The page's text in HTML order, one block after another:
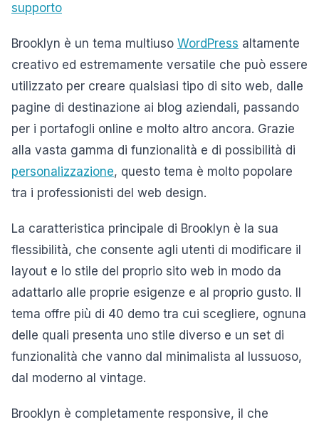
supporto
Brooklyn è un tema multiuso WordPress altamente
creativo ed estremamente versatile che può essere
utilizzato per creare qualsiasi tipo di sito web, dalle
pagine di destinazione ai blog aziendali, passando
per i portafogli online e molto altro ancora. Grazie
alla vasta gamma di funzionalità e di possibilità di
personalizzazione, questo tema è molto popolare
tra i professionisti del web design.
La caratteristica principale di Brooklyn è la sua
flessibilità, che consente agli utenti di modificare il
layout e lo stile del proprio sito web in modo da
adattarlo alle proprie esigenze e al proprio gusto. Il
tema offre più di 40 demo tra cui scegliere, ognuna
delle quali presenta uno stile diverso e un set di
funzionalità che vanno dal minimalista al lussuoso,
dal moderno al vintage.
Brooklyn è completamente responsive, il che